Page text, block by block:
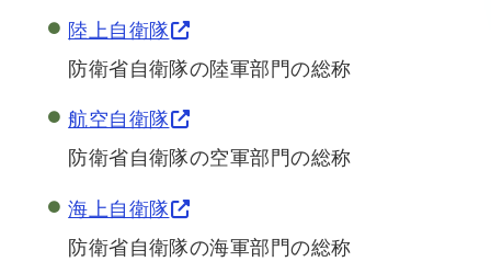
陸上自衛隊
防衛省自衛隊の陸軍部門の総称
航空自衛隊
防衛省自衛隊の空軍部門の総称
海上自衛隊
防衛省自衛隊の海軍部門の総称